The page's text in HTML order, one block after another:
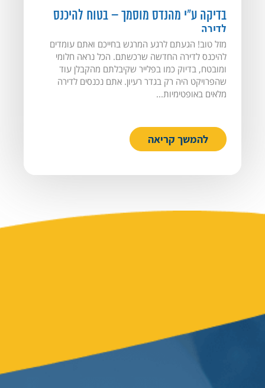
בדיקה ע"י מהנדס מוסמך – בטוח להיכנס
לדירה
מזל טוב! הגעתם לרגע המרגש בחייכם ואתם עומדים
להיכנס לדירה החדשה שרכשתם. הכל נראה חלומי
ומובטח, בדיוק כמו בפלייר שקיבלתם מהקבלן עוד
שהפרויקט היה רק בגדר רעיון. אתם נכנסים לדירה
מלאים באופטימיות...
להמשך קריאה